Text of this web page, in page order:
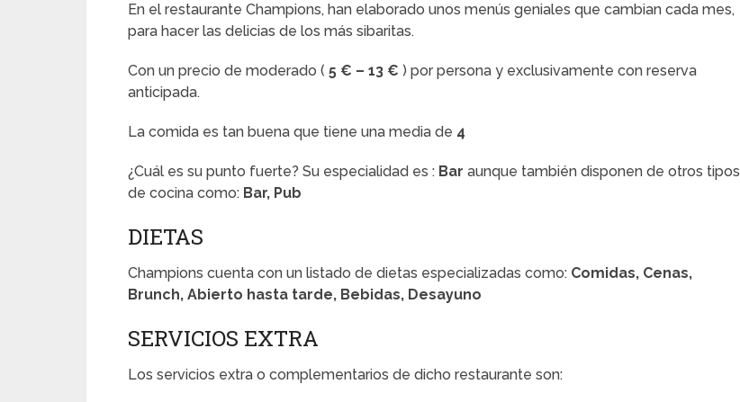
En el restaurante Champions, han elaborado unos menús geniales que cambian cada mes,
para hacer las delicias de los más sibaritas.
Con un precio de moderado ( 5 € – 13 € ) por persona y exclusivamente con reserva
anticipada.
La comida es tan buena que tiene una media de 4
¿Cuál es su punto fuerte? Su especialidad es : Bar aunque también disponen de otros tipos
de cocina como: Bar, Pub
DIETAS
Champions cuenta con un listado de dietas especializadas como: Comidas, Cenas,
Brunch, Abierto hasta tarde, Bebidas, Desayuno
SERVICIOS EXTRA
Los servicios extra o complementarios de dicho restaurante son: